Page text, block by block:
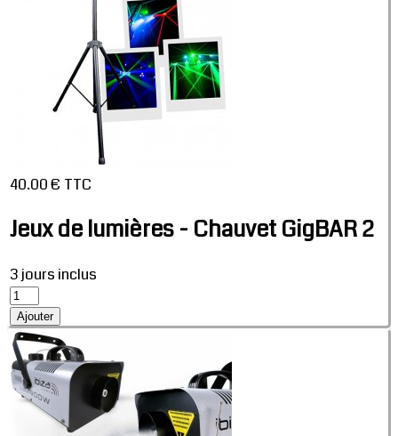
40.00 € TTC
Jeux de lumières - Chauvet GigBAR 2
3 jours inclus